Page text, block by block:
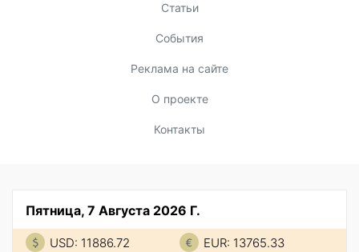
Статьи
События
Реклама на сайте
О проекте
Контакты
Пятница, 7 Августа 2026 Г.
USD: 11886.72 EUR: 13765.33